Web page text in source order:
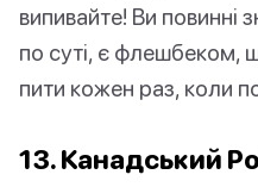
випивайте! Ви повинні
по суті, є флешбеком,
пити кожен раз, коли
13. Канадський